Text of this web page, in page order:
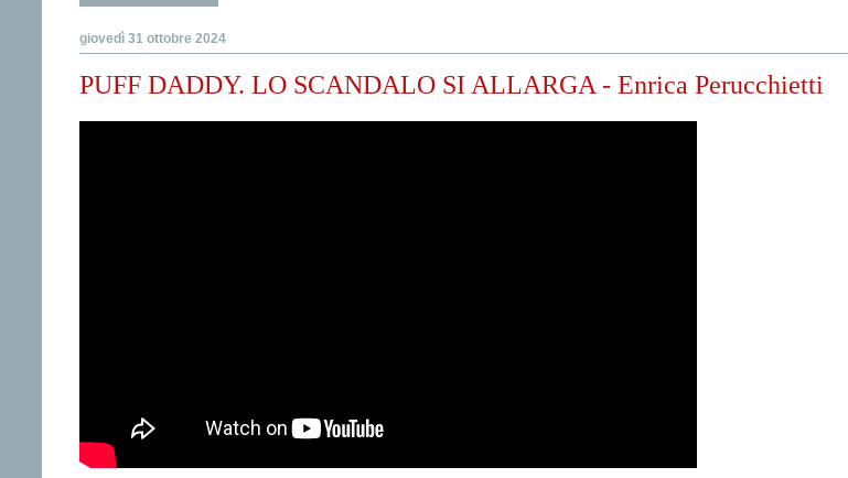
giovedì 31 ottobre 2024
PUFF DADDY. LO SCANDALO SI ALLARGA - Enrica Perucchietti